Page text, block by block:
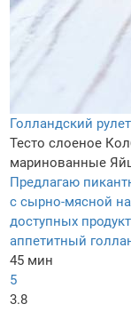
Голландский рулет
Тесто слоеное
маринованные
Предлагаю
с сырно-мясной
доступных
аппетитный
45 мин
5
3.8